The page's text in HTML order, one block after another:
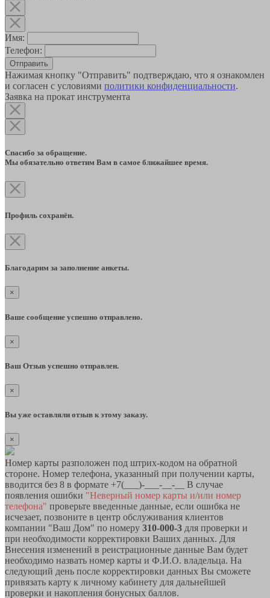
Имя:
Телефон:
Отправить
Нажимая кнопку "Отправить" подтверждаю, что я ознакомлен
и согласен с условиями политики конфиденциальности.
Заявка на прокат инструмента
Спасибо за обращение.
Мы обязательно ответим Вам в самое ближайшее время.
Профиль сохранён.
Благодарим за заполнение анкеты.
×
Ваше сообщение успешно отправлено.
×
Ваш Отзыв успешно отправлен.
×
Вы уже оставляли отзыв к этому заказу.
×
Номер карты разположен под штрих-кодом на обратной
стороне. Номер телефона, указанный при получении карты,
вводится без 8 в формате +7(___)-___-__-__ В случае
появления ошибки "Неверный номер карты и/или номер
телефона" проверьте введенные данные, если ошибка не
исчезает, позвоните в центр обслуживания клиентов
компании "Ваш Дом" по номеру 310-000-3 для проверки и
при необходимости корректировки Ваших данных. Для
Внесения изменений в реистрационные данные Вам будет
необходимо назвать номер карты и Ф.И.О. владельца. На
следующий день после корректировки данных Вы сможете
привязать карту к личному кабинету для дальнейшей
проверки и накопления бонусных баллов.